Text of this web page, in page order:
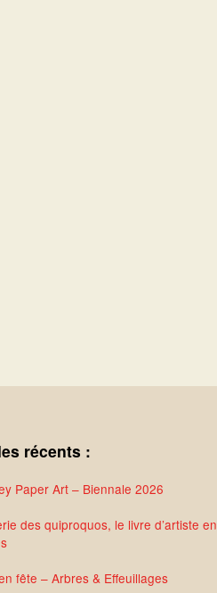
récents :
Paper Art – Biennale 2026
des quiproquos, le livre d’artiste en
fête – Arbres & Effeuillages